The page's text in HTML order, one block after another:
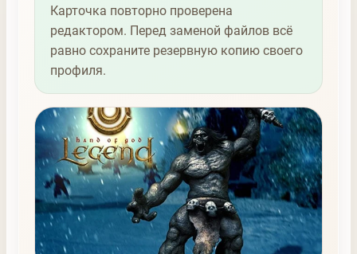
Карточка повторно проверена
редактором. Перед заменой файлов всё
равно сохраните резервную копию своего
профиля.